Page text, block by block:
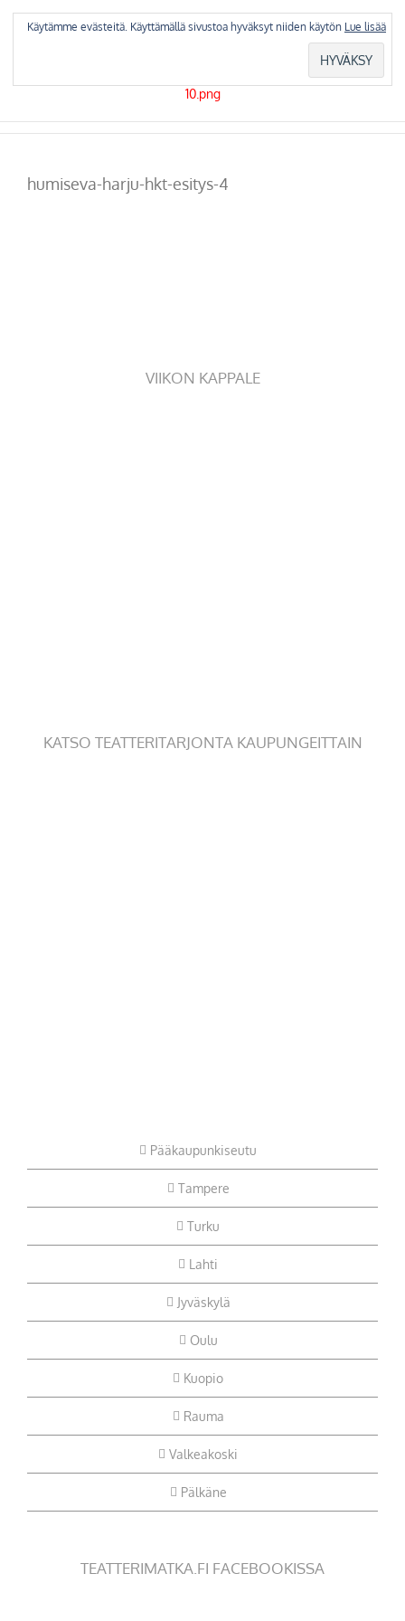
humiseva-harju-hkt-esitys-4
VIIKON KAPPALE
KATSO TEATTERITARJONTA KAUPUNGEITTAIN
Pääkaupunkiseutu
Tampere
Turku
Lahti
Jyväskylä
Oulu
Kuopio
Rauma
Valkeakoski
Pälkäne
TEATTERIMATKA.FI FACEBOOKISSA
Käytämme evästeitä. Käyttämällä sivustoa hyväksyt niiden käytön Lue lisää